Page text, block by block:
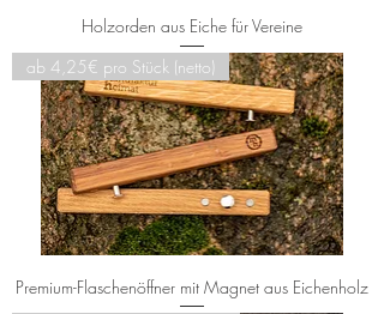
Holzorden aus Eiche für Vereine
ab 4,25€ pro Stück (netto)
Premium-Flaschenöffner mit Magnet aus Eichenholz